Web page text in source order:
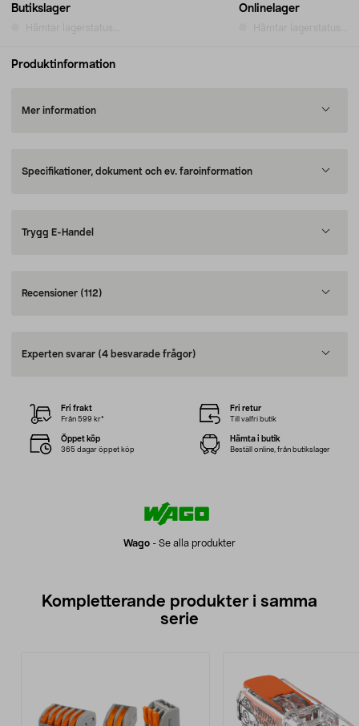
Butikslager Onlinelager
Produktinformation
Mer information
Specifikationer, dokument och ev. faroinformation
Trygg E-Handel
Recensioner (112)
Experten svarar (4 besvarade frågor)
Wago - Se alla produkter
Fri frakt
Från 599 kr*
Fri retur
Till valfri butik
Öppet köp
365 dagar öppet köp
Hämta i butik
Beställ online, från butikslager
Kompletterande produkter i samma
serie